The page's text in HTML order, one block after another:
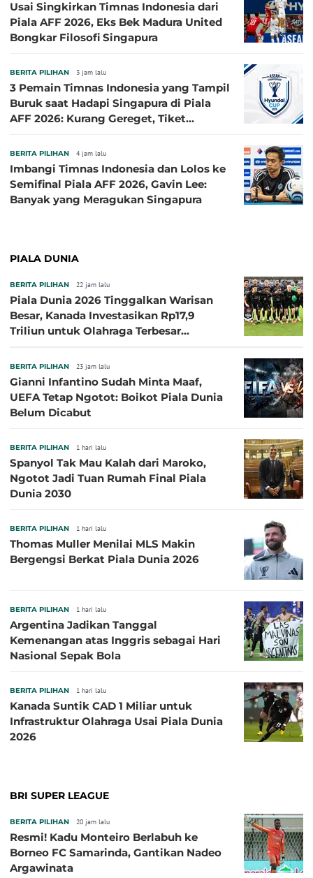
Usai Singkirkan Timnas Indonesia dari
Piala AFF 2026, Eks Bek Madura United
Bongkar Filosofi Singapura
BERITA PILIHAN 3 jam lalu
3 Pemain Timnas Indonesia yang Tampil
Buruk saat Hadapi Singapura di Piala
AFF 2026: Kurang Gereget, Tiket
BERITA PILIHAN 4 jam lalu
Imbangi Timnas Indonesia dan Lolos ke
Semifinal Piala AFF 2026, Gavin Lee:
Banyak yang Meragukan Singapura
PIALA DUNIA
BERITA PILIHAN 22 jam lalu
Piala Dunia 2026 Tinggalkan Warisan
Besar, Kanada Investasikan Rp17,9
Triliun untuk Olahraga Terbesar
BERITA PILIHAN 23 jam lalu
Gianni Infantino Sudah Minta Maaf,
UEFA Tetap Ngotot: Boikot Piala Dunia
Belum Dicabut
BERITA PILIHAN 1 hari lalu
Spanyol Tak Mau Kalah dari Maroko,
Ngotot Jadi Tuan Rumah Final Piala
Dunia 2030
BERITA PILIHAN 1 hari lalu
Thomas Muller Menilai MLS Makin
Bergengsi Berkat Piala Dunia 2026
BERITA PILIHAN 1 hari lalu
Argentina Jadikan Tanggal
Kemenangan atas Inggris sebagai Hari
Nasional Sepak Bola
BERITA PILIHAN 1 hari lalu
Kanada Suntik CAD 1 Miliar untuk
Infrastruktur Olahraga Usai Piala Dunia
2026
BRI SUPER LEAGUE
BERITA PILIHAN 20 jam lalu
Resmi! Kadu Monteiro Berlabuh ke
Borneo FC Samarinda, Gantikan Nadeo
Argawinata